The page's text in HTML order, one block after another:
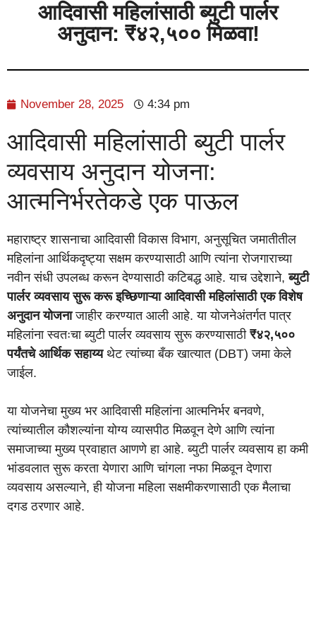
आदिवासी महिलांसाठी ब्युटी पार्लर
अनुदान: ₹४२,५०० मिळवा!
November 28, 2025 4:34 pm
आदिवासी महिलांसाठी ब्युटी पार्लर
व्यवसाय अनुदान योजना:
आत्मनिर्भरतेकडे एक पाऊल
महाराष्ट्र शासनाचा आदिवासी विकास विभाग, अनुसूचित जमातीतील
महिलांना आर्थिकदृष्ट्या सक्षम करण्यासाठी आणि त्यांना रोजगाराच्या
नवीन संधी उपलब्ध करून देण्यासाठी कटिबद्ध आहे. याच उद्देशाने,ब्युटी
पार्लर व्यवसाय सुरू करू इच्छिणाऱ्या आदिवासी महिलांसाठी एक विशेष
अनुदान योजनाजाहीर करण्यात आली आहे. या योजनेअंतर्गत पात्र
महिलांना स्वतःचा ब्युटी पार्लर व्यवसाय सुरू करण्यासाठी ₹४२,५००
पर्यंतचे आर्थिक सहाय्यथेट त्यांच्या बँक खात्यात (DBT) जमा केले
जाईल.
या योजनेचा मुख्य भर आदिवासी महिलांना आत्मनिर्भर बनवणे,
त्यांच्यातील कौशल्यांना योग्य व्यासपीठ मिळवून देणे आणि त्यांना
समाजाच्या मुख्य प्रवाहात आणणे हा आहे. ब्युटी पार्लर व्यवसाय हा कमी
भांडवलात सुरू करता येणारा आणि चांगला नफा मिळवून देणारा
व्यवसाय असल्याने, ही योजना महिला सक्षमीकरणासाठी एक मैलाचा
दगड ठरणार आहे.